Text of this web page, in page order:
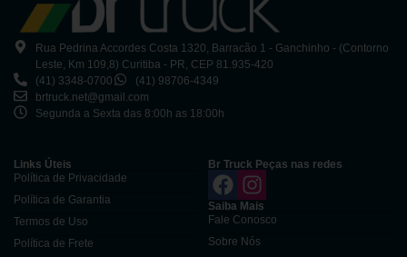
Rua Pedrina Accordes Costa 1320, Barracão 1 - Ganchinho - (Contorno
Leste, Km 109,8) Curitiba - PR, CEP 81.935-420
(41) 3348-0700
(41) 98706-4349
brtruck.net@gmail.com
Segunda a Sexta das 8:00h as 18:00h
Links Úteis
Política de Privacidade
Política de Garantia
Termos de Uso
Política de Frete
Br Truck Peças nas redes
Saiba Mais
Fale Conosco
Sobre Nós